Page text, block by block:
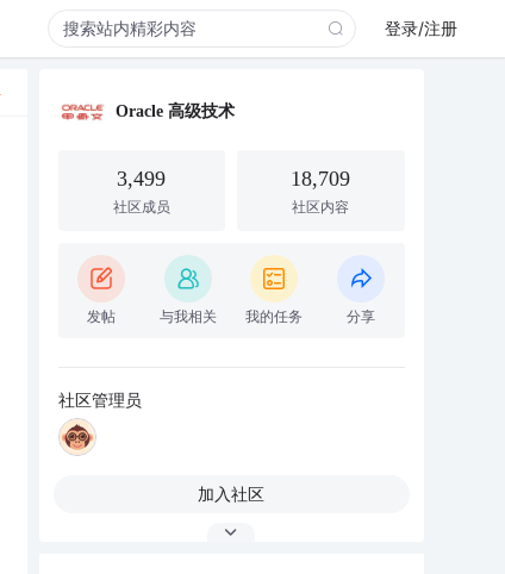
登录/注册
Oracle 高级技术
3,499
社区成员
18,709
社区内容
发帖 与我相关 我的任务 分享
社区管理员
加入社区